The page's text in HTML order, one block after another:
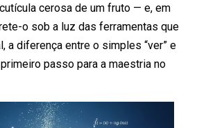
cerosa de um fruto — e, em
o sob a luz das ferramentas que
a diferença entre o simples “ver” e
primeiro passo para a maestria no